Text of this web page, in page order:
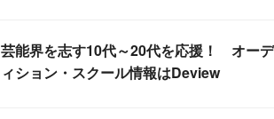
芸能界を志す10代～20代を応援！ オーデ
ィション・スクール情報はDeview